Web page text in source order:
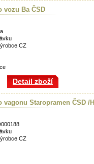
vozu Ba ČSD
CZ
Detail zboží
vagonu Staropramen ČSD /
CZ